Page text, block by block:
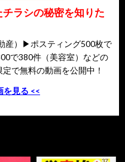
ラシの秘密を知りた
産）▶ポスティング500枚で
で380件（美容室）などの
で無料の動画を公開中！
を見る <<